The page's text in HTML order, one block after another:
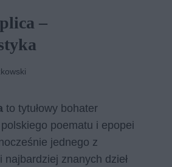
–
to tytułowy bohater
poematu i epopei
jednego z
najbardziej znanych dzieł